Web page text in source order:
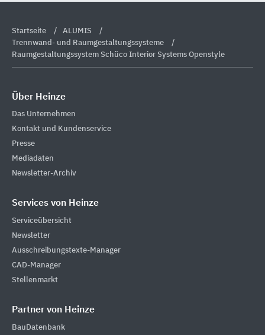
Startseite
ALUMIS
Trennwand- und Raumgestaltungssysteme
Raumgestaltungssystem Schüco Interior Systems Openstyle
Über Heinze
Das Unternehmen
Kontakt und Kundenservice
Presse
Mediadaten
Newsletter-Archiv
Services von Heinze
Serviceübersicht
Newsletter
Ausschreibungstexte-Manager
CAD-Manager
Stellenmarkt
Partner von Heinze
BauDatenbank